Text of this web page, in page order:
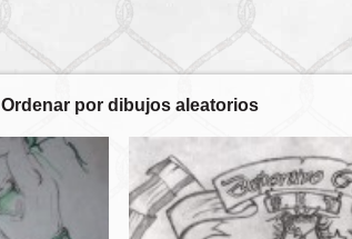
Ordenar por dibujos aleatorios